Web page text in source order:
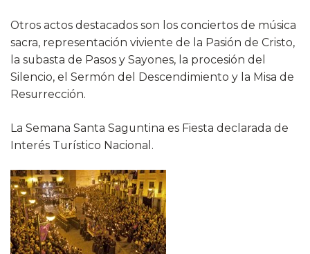
Otros actos destacados son los conciertos de música
sacra, representación viviente de la Pasión de Cristo,
la subasta de Pasos y Sayones, la procesión del
Silencio, el Sermón del Descendimiento y la Misa de
Resurrección.
La Semana Santa Saguntina es Fiesta declarada de
Interés Turístico Nacional.